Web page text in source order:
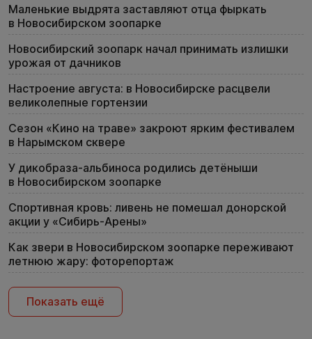
Маленькие выдрята заставляют отца фыркать
в Новосибирском зоопарке
Новосибирский зоопарк начал принимать излишки
урожая от дачников
Настроение августа: в Новосибирске расцвели
великолепные гортензии
Сезон «Кино на траве» закроют ярким фестивалем
в Нарымском сквере
У дикобраза-альбиноса родились детёныши
в Новосибирском зоопарке
Спортивная кровь: ливень не помешал донорской
акции у «Сибирь-Арены»
Как звери в Новосибирском зоопарке переживают
летнюю жару: фоторепортаж
Показать ещё